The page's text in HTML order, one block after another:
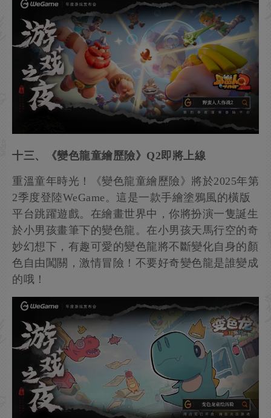
十三、《變色龍童繪歷險》Q2即將上線
重溫童年時光！《變色龍童繪歷險》將於2025年第
2季度登陸WeGame。這是一款手繪塗鴉風的橫版
平台跳躍遊戲。在繪畫世界中，你將扮演一隻誕生
於小男孩畫筆下的變色龍。在小男孩天馬行空的奇
妙幻想下，有趣可愛的變色龍將不斷變化自身的顏
色自由闖關，激情冒險！不要好奇變色龍是誰變成
的哦！